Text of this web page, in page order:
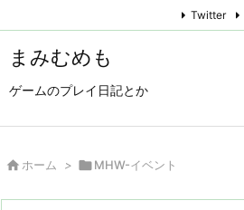
まみむめも
ゲームのプレイ日記とか
Twitter
 ホーム > MHW-イベント